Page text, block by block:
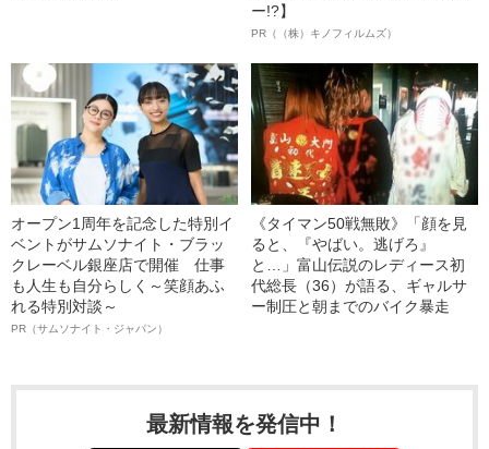
ー!?】
PR（（株）キノフィルムズ）
オープン1周年を記念した特別イ
ベントがサムソナイト・ブラッ
クレーベル銀座店で開催 仕事
も人生も自分らしく～笑顔あふ
れる特別対談～
PR（サムソナイト・ジャパン）
《タイマン50戦無敗》「顔を見
ると、『やばい。逃げろ』
と…」富山伝説のレディース初
代総長（36）が語る、ギャルサ
ー制圧と朝までのバイク暴走
最新情報を発信中！